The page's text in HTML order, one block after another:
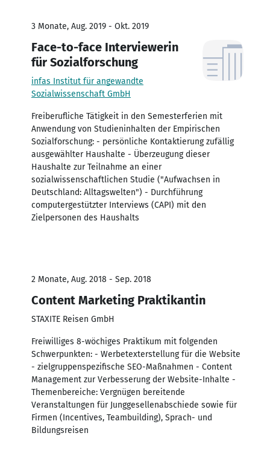
3 Monate, Aug. 2019 - Okt. 2019
Face-to-face Interviewerin
für Sozialforschung
infas Institut für angewandte
Sozialwissenschaft GmbH
Freiberufliche Tätigkeit in den Semesterferien mit
Anwendung von Studieninhalten der Empirischen
Sozialforschung: - persönliche Kontaktierung zufällig
ausgewählter Haushalte - Überzeugung dieser
Haushalte zur Teilnahme an einer
sozialwissenschaftlichen Studie ("Aufwachsen in
Deutschland: Alltagswelten") - Durchführung
computergestützter Interviews (CAPI) mit den
Zielpersonen des Haushalts
2 Monate, Aug. 2018 - Sep. 2018
Content Marketing Praktikantin
STAXITE Reisen GmbH
Freiwilliges 8-wöchiges Praktikum mit folgenden
Schwerpunkten: - Werbetexterstellung für die Website
- zielgruppenspezifische SEO-Maßnahmen - Content
Management zur Verbesserung der Website-Inhalte -
Themenbereiche: Vergnügen bereitende
Veranstaltungen für Junggesellenabschiede sowie für
Firmen (Incentives, Teambuilding), Sprach- und
Bildungsreisen